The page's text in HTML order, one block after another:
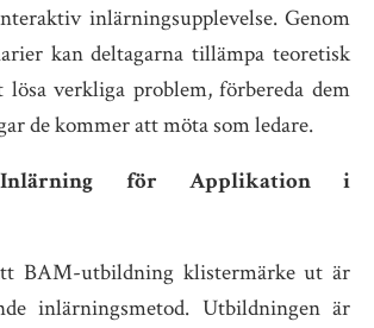
inlärningsupplevelse. Genom
kan deltagarna tillämpa teoretisk
verkliga problem, förbereda dem
de kommer att möta som ledare.
för Applikation i
BAM-utbildning klistermärke ut är
inlärningsmetod. Utbildningen är